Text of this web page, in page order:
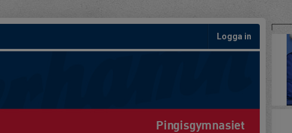
Logga in
Pingisgymnasiet